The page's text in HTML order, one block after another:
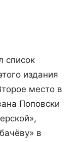
список
издания
место в
Поповски
в